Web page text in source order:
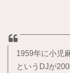
1959年に小児
というDJが